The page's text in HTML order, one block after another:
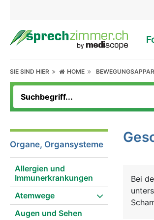
SIE SIND HIER HOME
Organe, Organsysteme
Allergien und
Immunerkrankungen
Atemwege
Augen und Sehen
Bei